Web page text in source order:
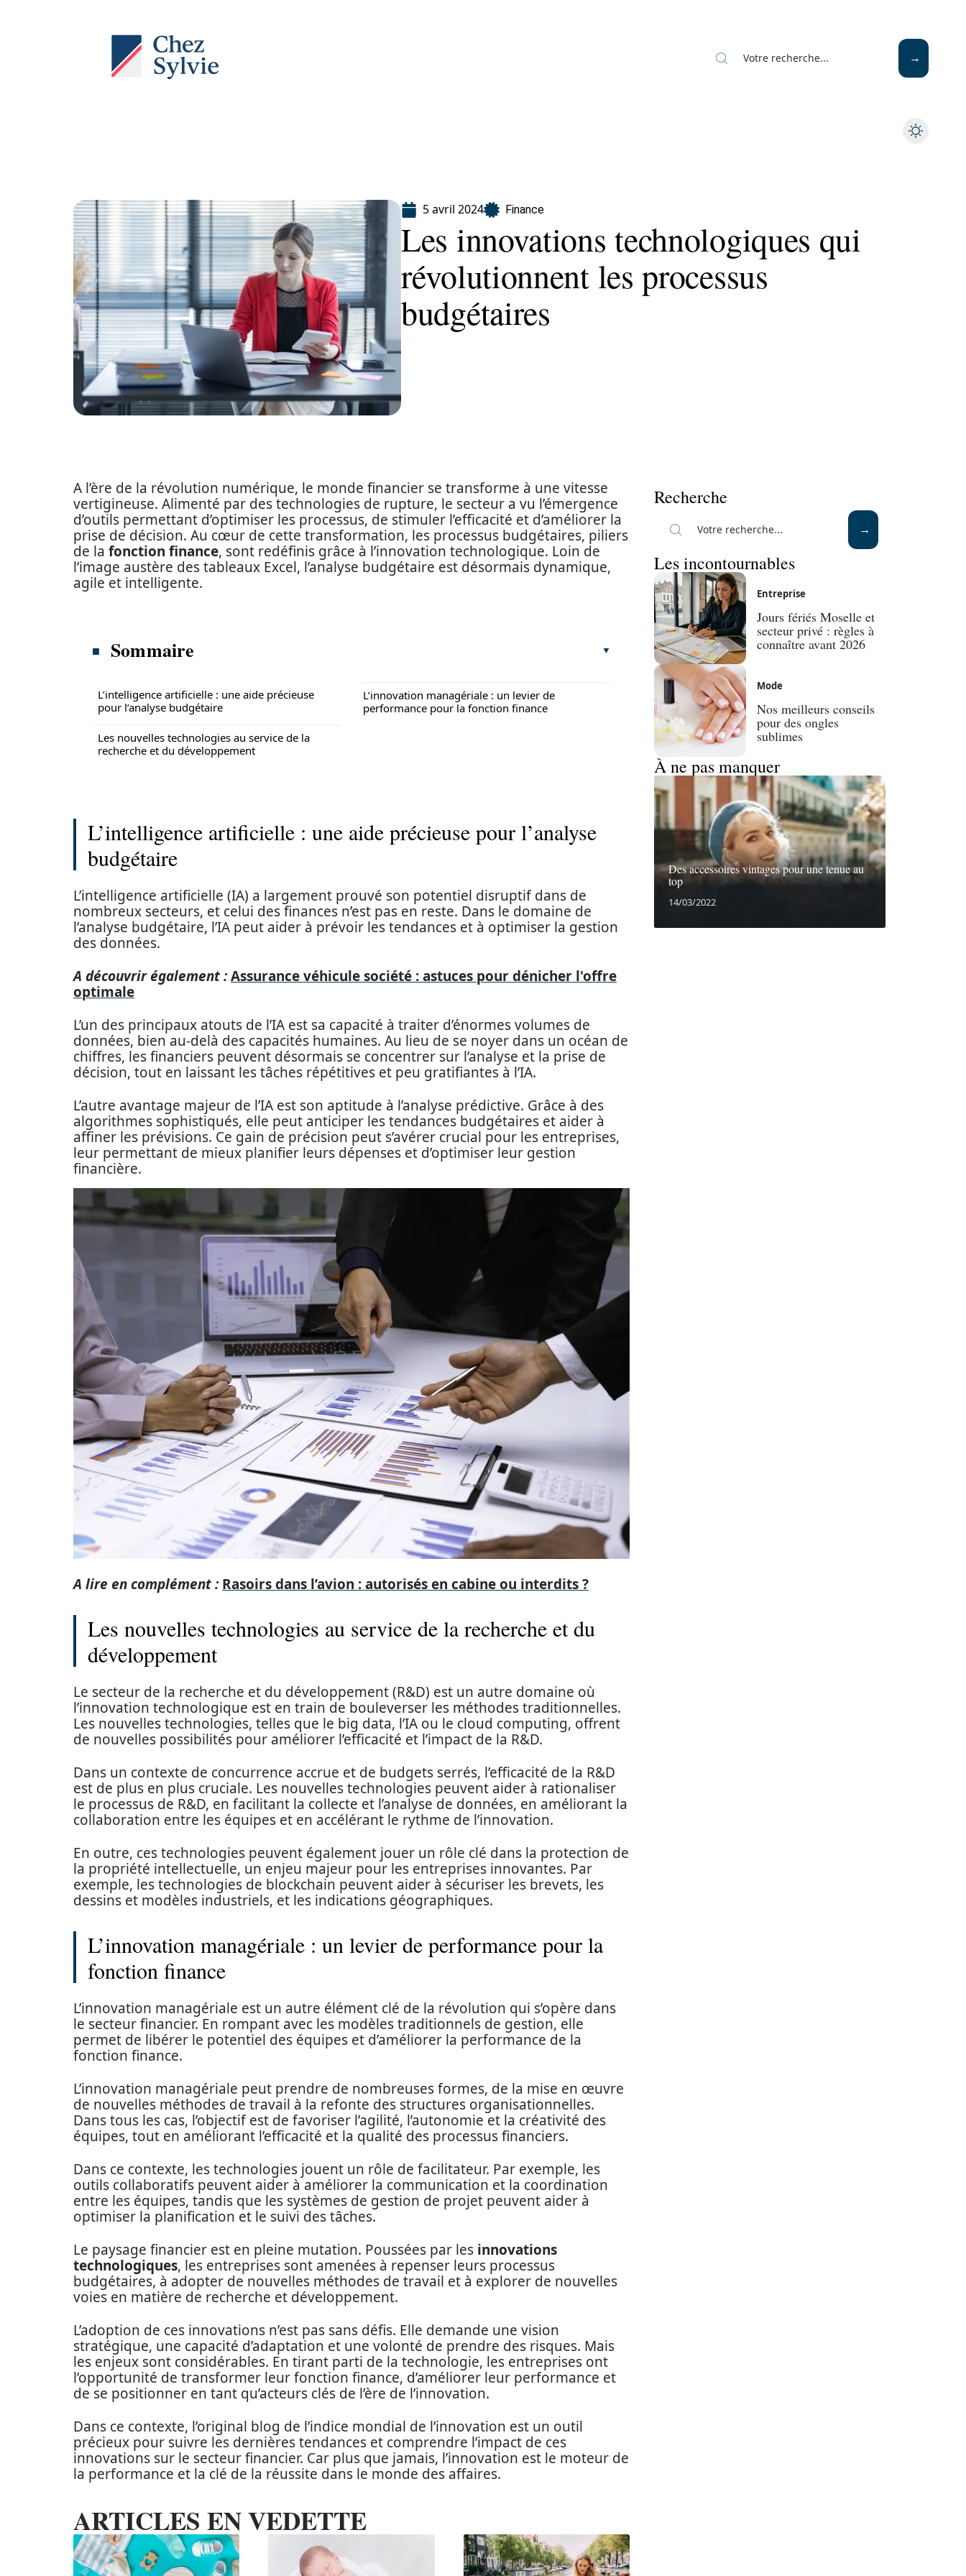
5 avril 2024 Finance
Les innovations technologiques qui
révolutionnent les processus
budgétaires
A l’ère de la révolution numérique, le monde financier se transforme à une vitesse
vertigineuse. Alimenté par des technologies de rupture, le secteur a vu l’émergence
d’outils permettant d’optimiser les processus, de stimuler l’efficacité et d’améliorer la
prise de décision. Au cœur de cette transformation, les processus budgétaires, piliers
de la fonction finance, sont redéfinis grâce à l’innovation technologique. Loin de
l’image austère des tableaux Excel, l’analyse budgétaire est désormais dynamique,
agile et intelligente.
Sommaire
L’intelligence artificielle : une aide précieuse
pour l’analyse budgétaire
Les nouvelles technologies au service de la
recherche et du développement
L’innovation managériale : un levier de
performance pour la fonction finance
L’intelligence artificielle : une aide précieuse pour l’analyse
budgétaire
L’intelligence artificielle (IA) a largement prouvé son potentiel disruptif dans de
nombreux secteurs, et celui des finances n’est pas en reste. Dans le domaine de
l’analyse budgétaire, l’IA peut aider à prévoir les tendances et à optimiser la gestion
des données.
A découvrir également :Assurance véhicule société : astuces pour dénicher l'offre
optimale
L’un des principaux atouts de l’IA est sa capacité à traiter d’énormes volumes de
données, bien au-delà des capacités humaines. Au lieu de se noyer dans un océan de
chiffres, les financiers peuvent désormais se concentrer sur l’analyse et la prise de
décision, tout en laissant les tâches répétitives et peu gratifiantes à l’IA.
L’autre avantage majeur de l’IA est son aptitude à l’analyse prédictive. Grâce à des
algorithmes sophistiqués, elle peut anticiper les tendances budgétaires et aider à
affiner les prévisions. Ce gain de précision peut s’avérer crucial pour les entreprises,
leur permettant de mieux planifier leurs dépenses et d’optimiser leur gestion
financière.
A lire en complément : Rasoirs dans l’avion : autorisés en cabine ou interdits ?
Les nouvelles technologies au service de la recherche et du
développement
Le secteur de la recherche et du développement (R&D) est un autre domaine où
l’innovation technologique est en train de bouleverser les méthodes traditionnelles.
Les nouvelles technologies, telles que le big data, l’IA ou le cloud computing, offrent
de nouvelles possibilités pour améliorer l’efficacité et l’impact de la R&D.
Dans un contexte de concurrence accrue et de budgets serrés, l’efficacité de la R&D
est de plus en plus cruciale. Les nouvelles technologies peuvent aider à rationaliser
le processus de R&D, en facilitant la collecte et l’analyse de données, en améliorant la
collaboration entre les équipes et en accélérant le rythme de l’innovation.
En outre, ces technologies peuvent également jouer un rôle clé dans la protection de
la propriété intellectuelle, un enjeu majeur pour les entreprises innovantes. Par
exemple, les technologies de blockchain peuvent aider à sécuriser les brevets, les
dessins et modèles industriels, et les indications géographiques.
L’innovation managériale : un levier de performance pour la
fonction finance
L’innovation managériale est un autre élément clé de la révolution qui s’opère dans
le secteur financier. En rompant avec les modèles traditionnels de gestion, elle
permet de libérer le potentiel des équipes et d’améliorer la performance de la
fonction finance.
L’innovation managériale peut prendre de nombreuses formes, de la mise en œuvre
de nouvelles méthodes de travail à la refonte des structures organisationnelles.
Dans tous les cas, l’objectif est de favoriser l’agilité, l’autonomie et la créativité des
équipes, tout en améliorant l’efficacité et la qualité des processus financiers.
Dans ce contexte, les technologies jouent un rôle de facilitateur. Par exemple, les
outils collaboratifs peuvent aider à améliorer la communication et la coordination
entre les équipes, tandis que les systèmes de gestion de projet peuvent aider à
optimiser la planification et le suivi des tâches.
Le paysage financier est en pleine mutation. Poussées par les innovations
technologiques, les entreprises sont amenées à repenser leurs processus
budgétaires, à adopter de nouvelles méthodes de travail et à explorer de nouvelles
voies en matière de recherche et développement.
L’adoption de ces innovations n’est pas sans défis. Elle demande une vision
stratégique, une capacité d’adaptation et une volonté de prendre des risques. Mais
les enjeux sont considérables. En tirant parti de la technologie, les entreprises ont
l’opportunité de transformer leur fonction finance, d’améliorer leur performance et
de se positionner en tant qu’acteurs clés de l’ère de l’innovation.
Dans ce contexte, l’original blog de l’indice mondial de l’innovation est un outil
précieux pour suivre les dernières tendances et comprendre l’impact de ces
innovations sur le secteur financier. Car plus que jamais, l’innovation est le moteur de
la performance et la clé de la réussite dans le monde des affaires.
ARTICLES EN VEDETTE
Recherche
Les incontournables
Entreprise
Jours fériés Moselle et
secteur privé : règles à
connaître avant 2026
Mode
Nos meilleurs conseils
pour des ongles
sublimes
À ne pas manquer
Des accessoires vintages pour une tenue au
top
14/03/2022